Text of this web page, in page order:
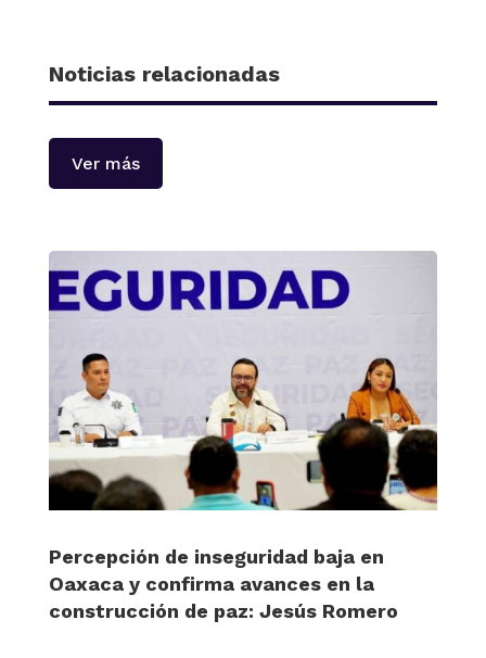
Noticias relacionadas
Ver más
Percepción de inseguridad baja en
Oaxaca y confirma avances en la
construcción de paz: Jesús Romero